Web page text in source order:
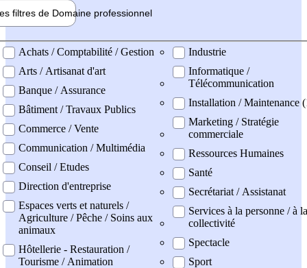
filtres de Domaine professionnel
professionel
Achats / Comptabilité / Gestion
Arts / Artisanat d'art
Banque / Assurance
Bâtiment / Travaux Publics
Commerce / Vente
Communication / Multimédia
Conseil / Etudes
Direction d'entreprise
Espaces verts et naturels /
Agriculture / Pêche / Soins aux
animaux
Hôtellerie - Restauration /
Tourisme / Animation
Industrie
Informatique /
Télécommunication
Installation / Maintenance
Marketing / Stratégie
commerciale
Ressources Humaines
Santé
Secrétariat / Assistanat
Services à la personne / à la
collectivité
Spectacle
Sport